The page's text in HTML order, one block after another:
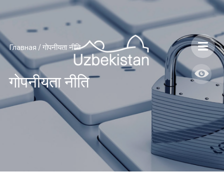
Главная / गोपनीयता नीति
गोपनीयता नीति